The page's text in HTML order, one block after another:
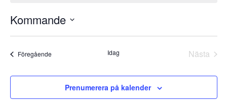
Kommande
FöregåendeEvenemang Idag
Nästa
Prenumerera på kalender